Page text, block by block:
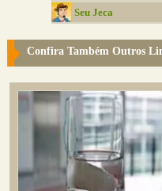
Seu Jeca
Confira Também Outros